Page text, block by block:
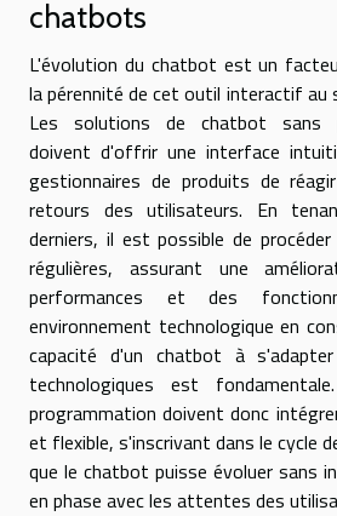
chatbots
L'évolution du chatbot est un
la pérennité de cet outil interactif au
Les solutions de chatbot sans
doivent d'offrir une interface
gestionnaires de produits de
retours des utilisateurs. En
derniers, il est possible de
régulières, assurant une
performances et des
environnement technologique en
capacité d'un chatbot à
technologiques est
programmation doivent donc
et flexible, s'inscrivant dans le cycle
que le chatbot puisse évoluer sans
en phase avec les attentes des